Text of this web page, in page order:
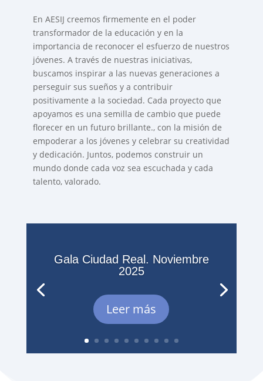
En AESIJ creemos firmemente en el poder
transformador de la educación y en la
importancia de reconocer el esfuerzo de nuestros
jóvenes. A través de nuestras iniciativas,
buscamos inspirar a las nuevas generaciones a
perseguir sus sueños y a contribuir
positivamente a la sociedad. Cada proyecto que
apoyamos es una semilla de cambio que puede
florecer en un futuro brillante., con la misión de
empoderar a los jóvenes y celebrar su creatividad
y dedicación. Juntos, podemos construir un
mundo donde cada voz sea escuchada y cada
talento, valorado.
Gala Ciudad Real. Noviembre
2025
Leer más